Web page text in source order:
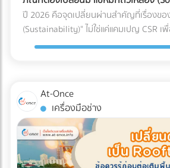
รวบรวมบริษัท B2B ชั้นนำของไทย เรามีตั
ที่เดียว: Digital Marketing Agency: ผู้เชี่
กลยุทธ์และยิงแอดเจาะตลาดต่างชาติ
Designer: ทีมสร้าง Landing Page และร
เป็นยอดจองหรือยัง? เข้ามาเปรียบเทียบผลงานและติดต่อเอเจน
ซี่ระดับมืออาชีพได้ฟรีทันทีที่ At-once ให้เรา
คุณสู่ความสำเร็จ!
คุณแอบขายสินค้าแบบไม่มีใบกำกับภาษี (ขา
ราคา) 4. ค่าใช้จ่ายเบ็ดเตล็ดและค่ารับรอ
"รายจ่ายส่วนตัว" เข้ามาเป็น "ค่าใช้จ่ายบริษั
ทางได้ง่ายมาก หากหมวดหมู่ค่ารับรอง ค่า
ได้เลย 5. ทำธุรกรรมคริปโตฯ หรือ Digital
บัญชี การรับชำระค่าสินค้าจากคู่ค้าต่างประเ
Cryptocurrency แล้วไม่แปลงค่าเงินมาบั
เข้ากระเป๋าส่วนตัว ถือเป็นการหลบเลี่ยงภ
ร่วมมือกับกระดานเทรด (Exchange) เพื่
FSC
ปี 2026 คือจุดเปลี่ยนผ่านสำคัญที่เรื่องข
(Sustainability)" ไม่ใช่แค่แคมเปญ CSR
ไป แต่กลายเป็น "กำแพงภาษี" และ "ข้อกี
ของคุณผลิตบรรจุภัณฑ์ที่รีไซเคิลยาก หรือ
ลูกค้ารายใหญ่ระดับโลกจะตัดคุณออกจาก
นี่คือเหตุผลว่าทำไมการเปลี่ยนมาใช้วัสดุรัก
เดียว ทำไมต้องเป็นกระดาษ FSC และ หมึกถั่วเหลือง (Soy Ink)?
เมื่อพูดถึงการพิมพ์บรรจุภัณฑ์ องค์ประกอ
At-Once
เครื่องมือช่าง